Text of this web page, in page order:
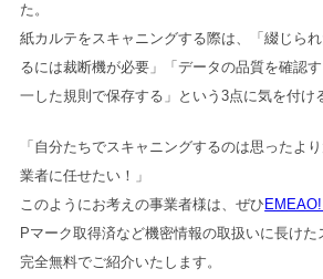
た。
紙カルテをスキャニングする際は、「綴じら
るには裁断機が必要」「データの品質を確認
一した規則で保存する」という3点に気を付け
「自分たちでスキャニングするのは思ったよ
業者に任せたい！」
このようにお考えの事業者様は、ぜひ
Pマーク取得済など機密情報の取扱いに長けた
完全無料でご紹介いたします。